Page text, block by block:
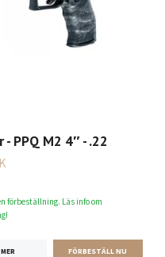
PPQ M2 4″ - .22
förbeställning. Läs info om